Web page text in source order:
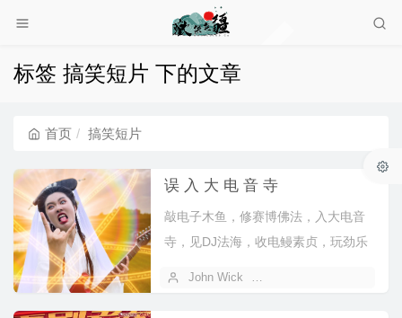
标签 搞笑短片 下的文章
首页 搞笑短片
误 入 大 电 音 寺
敲电子木鱼，修赛博佛法，入大电音
寺，见DJ法海，收电鳗素贞，玩劲乐
John Wick